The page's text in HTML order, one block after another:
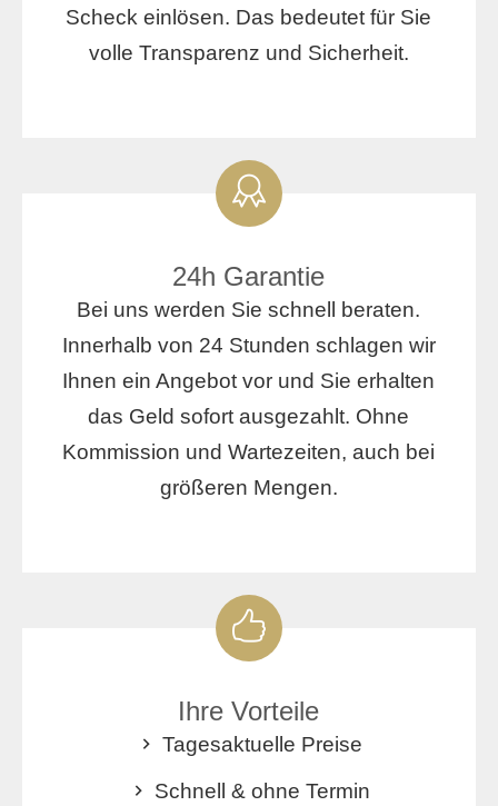
Scheck einlösen. Das bedeutet für Sie
volle Transparenz und Sicherheit.
24h Garantie
Bei uns werden Sie schnell beraten.
Innerhalb von 24 Stunden schlagen wir
Ihnen ein Angebot vor und Sie erhalten
das Geld sofort ausgezahlt. Ohne
Kommission und Wartezeiten, auch bei
größeren Mengen.
Ihre Vorteile
Tagesaktuelle Preise
Schnell & ohne Termin